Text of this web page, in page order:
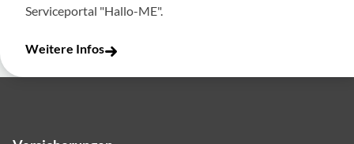
Serviceportal "Hallo-ME".
Weitere Infos